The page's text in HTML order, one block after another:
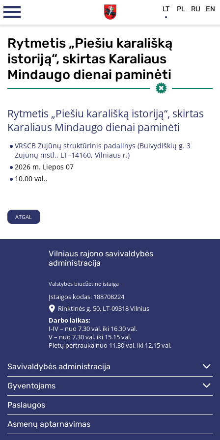
Rytmetis „Piešiu karališką
istoriją“, skirtas Karaliaus
Mindaugo dienai paminėti
Rytmetis „Piešiu karališką istoriją“, skirtas
Karaliaus Mindaugo dienai paminėti
VRSCB Zujūnų struktūrinis padalinys (Buivydiškių g. 3
Zujūnų mstl., LT–14160, Vilniaus r.)
2026 m. Liepos 07
10.00 val..
ATGAL
Vilniaus rajono savivaldybės
administracija
Valstybės biudžetinė įstaiga
Įstaigos kodas: 188708224
Rinktinės g. 50, LT-09318 Vilnius
Darbo laikas:
I-IV – nuo 7.30 val. iki 16.30 val.
V – nuo 7.30 val. iki 15.15 val.
Pietų pertrauka nuo 11.30 val. iki 12.15 val.
savivaldybės administracija
gyventojams
paslaugos
asmenų aptarnavimas
LT PL RU EN